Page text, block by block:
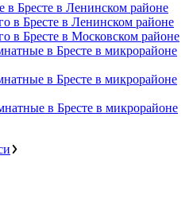
в Бресте в Ленинском районе
в Бресте в Ленинском районе
в Бресте в Московском районе
в Бресте в микрорайоне
в Бресте в микрорайоне
в Бресте в микрорайоне